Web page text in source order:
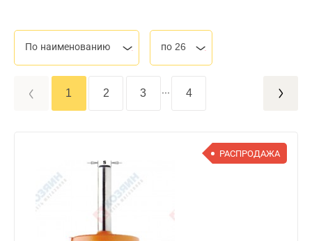
По наименованию по 26
1 2 3 4
РАСПРОДАЖА